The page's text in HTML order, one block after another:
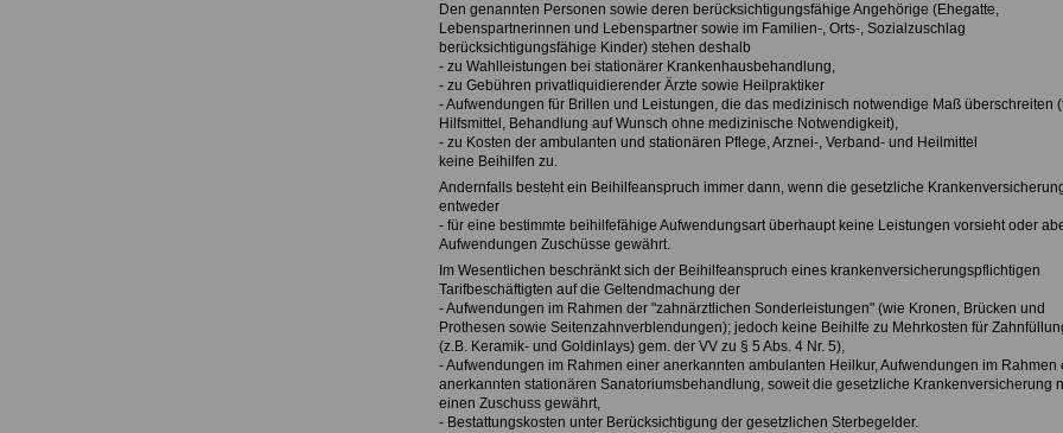
Den genannten Personen sowie deren berücksichtigungsfähige Angehörige (Ehegatte,
Lebenspartnerinnen und Lebenspartner sowie im Familien-, Orts-, Sozialzuschlag
berücksichtigungsfähige Kinder) stehen deshalb
- zu Wahlleistungen bei stationärer Krankenhausbehandlung,
- zu Gebühren privatliquidierender Ärzte sowie Heilpraktiker
- Aufwendungen für Brillen und Leistungen, die das medizinisch notwendige Maß überschreiten
Hilfsmittel, Behandlung auf Wunsch ohne medizinische Notwendigkeit),
- zu Kosten der ambulanten und stationären Pflege, Arznei-, Verband- und Heilmittel
keine Beihilfen zu.
Andernfalls besteht ein Beihilfeanspruch immer dann, wenn die gesetzliche
entweder
- für eine bestimmte beihilfefähige Aufwendungsart überhaupt keine Leistungen vorsieht oder
Aufwendungen Zuschüsse gewährt.
Im Wesentlichen beschränkt sich der Beihilfeanspruch eines krankenversicherungspflichtigen
Tarifbeschäftigten auf die Geltendmachung der
- Aufwendungen im Rahmen der "zahnärztlichen Sonderleistungen" (wie Kronen, Brücken und
Prothesen sowie Seitenzahnverblendungen); jedoch keine Beihilfe zu Mehrkosten für
(z.B. Keramik- und Goldinlays) gem. der VV zu § 5 Abs. 4 Nr. 5),
- Aufwendungen im Rahmen einer anerkannten ambulanten Heilkur, Aufwendungen im Rahmen
anerkannten stationären Sanatoriumsbehandlung, soweit die gesetzliche Krankenversicherung
einen Zuschuss gewährt,
- Bestattungskosten unter Berücksichtigung der gesetzlichen Sterbegelder.